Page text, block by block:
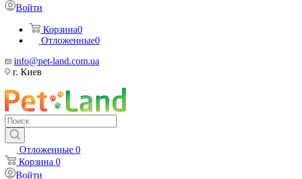
Войти
Корзина0
Отложенные0
info@pet-land.com.ua
г. Киев
Отложенные 0
Корзина 0
Войти